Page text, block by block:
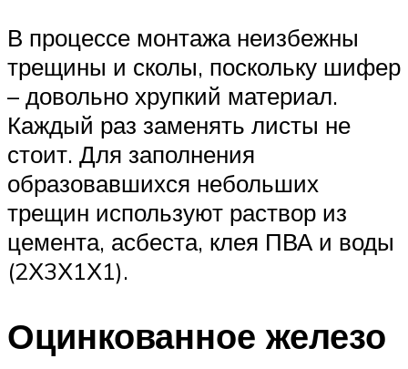
В процессе монтажа неизбежны
трещины и сколы, поскольку шифер
– довольно хрупкий материал.
Каждый раз заменять листы не
стоит. Для заполнения
образовавшихся небольших
трещин используют раствор из
цемента, асбеста, клея ПВА и воды
(2Х3Х1Х1).
Оцинкованное железо